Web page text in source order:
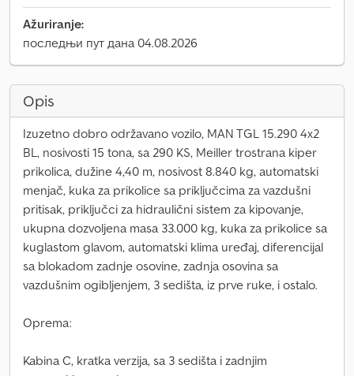
Ažuriranje:
последњи пут дана 04.08.2026
Opis
Izuzetno dobro održavano vozilo, MAN TGL 15.290 4x2
BL, nosivosti 15 tona, sa 290 KS, Meiller trostrana kiper
prikolica, dužine 4,40 m, nosivost 8.840 kg, automatski
menjač, kuka za prikolice sa priključcima za vazdušni
pritisak, priključci za hidraulični sistem za kipovanje,
ukupna dozvoljena masa 33.000 kg, kuka za prikolice sa
kuglastom glavom, automatski klima uređaj, diferencijal
sa blokadom zadnje osovine, zadnja osovina sa
vazdušnim ogibljenjem, 3 sedišta, iz prve ruke, i ostalo.
Oprema:
Kabina C, kratka verzija, sa 3 sedišta i zadnjim